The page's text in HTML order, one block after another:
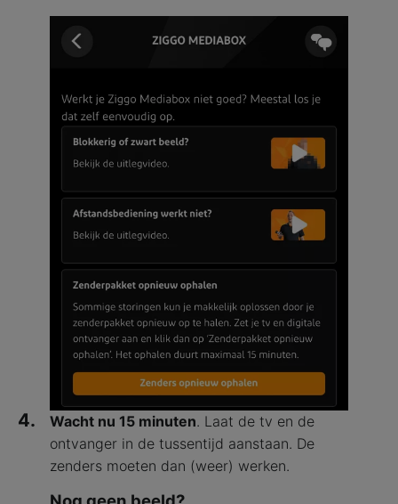
4. Wacht nu 15 minuten. Laat de tv en de
ontvanger in de tussentijd aanstaan. De
zenders moeten dan (weer) werken.